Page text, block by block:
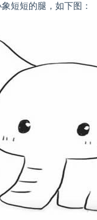
短短的腿，如下图：